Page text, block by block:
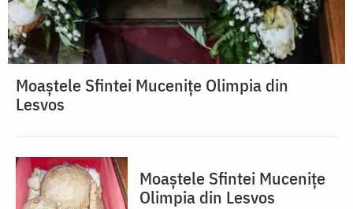
Moaștele Sfintei Mucenițe Olimpia din
Lesvos
Moaștele Sfintei Mucenițe
Olimpia din Lesvos